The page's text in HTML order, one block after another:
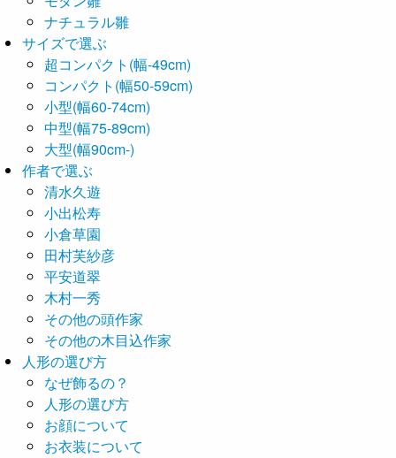
ナチュラル雛
サイズで選ぶ
超コンパクト(幅-49cm)
コンパクト(幅50-59cm)
小型(幅60-74cm)
中型(幅75-89cm)
大型(幅90cm-)
作者で選ぶ
清水久遊
小出松寿
小倉草園
田村芙紗彦
平安道翠
木村一秀
その他の頭作家
その他の木目込作家
人形の選び方
なぜ飾るの？
人形の選び方
お顔について
お衣装について